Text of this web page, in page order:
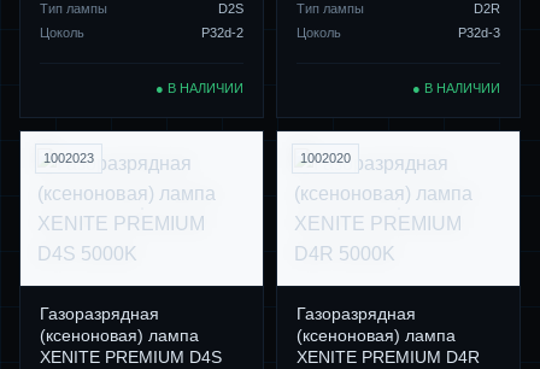
Тип лампы
D2S
Цоколь
P32d-2
● В НАЛИЧИИ
Тип лампы
D2R
Цоколь
P32d-3
● В НАЛИЧИИ
1002023
Газоразрядная
(ксеноновая) лампа
XENITE PREMIUM D4S
1002020
Газоразрядная
(ксеноновая) лампа
XENITE PREMIUM D4R